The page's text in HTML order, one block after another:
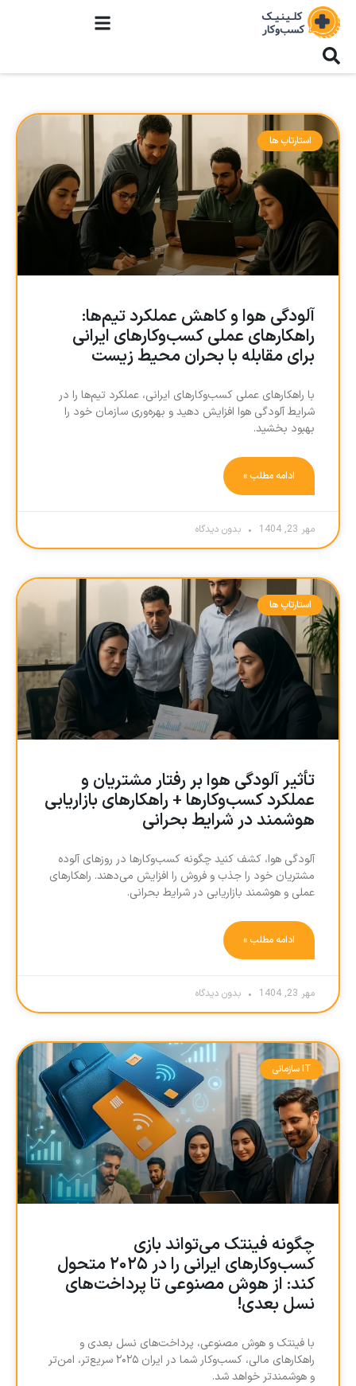
استارتاپ ها
آلودگی هوا و کاهش عملکرد تیم‌ها:
راهکارهای عملی کسب‌وکارهای ایرانی
برای مقابله با بحران محیط زیست
با راهکارهای عملی کسب‌وکارهای ایرانی، عملکرد تیم‌ها را در
شرایط آلودگی هوا افزایش دهید و بهره‌وری سازمان خود را
بهبود بخشید.
ادامه مطلب »
مهر 23, 1404 بدون دیدگاه
استارتاپ ها
تأثیر آلودگی هوا بر رفتار مشتریان و
عملکرد کسب‌و‌کارها + راهکارهای بازاریابی
هوشمند در شرایط بحرانی
آلودگی هوا، کشف کنید چگونه کسب‌و‌کارها در روزهای آلوده
مشتریان خود را جذب و فروش را افزایش می‌دهند. راهکارهای
عملی و هوشمند بازاریابی در شرایط بحرانی.
ادامه مطلب »
مهر 23, 1404 بدون دیدگاه
IT سازمانی
چگونه فینتک می‌تواند بازی
کسب‌وکارهای ایرانی را در ۲۰۲۵ متحول
کند: از هوش مصنوعی تا پرداخت‌های
نسل بعدی!
با فینتک و هوش مصنوعی، پرداخت‌های نسل بعدی و
راهکارهای مالی، کسب‌وکار شما در ایران ۲۰۲۵ سریع‌تر، امن‌تر
و هوشمندتر خواهد شد.